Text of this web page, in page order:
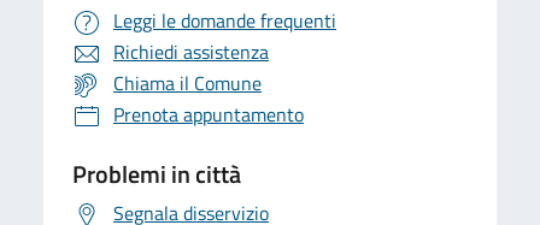
Leggi le domande frequenti
Richiedi assistenza
Chiama il Comune
Prenota appuntamento
Problemi in città
Segnala disservizio